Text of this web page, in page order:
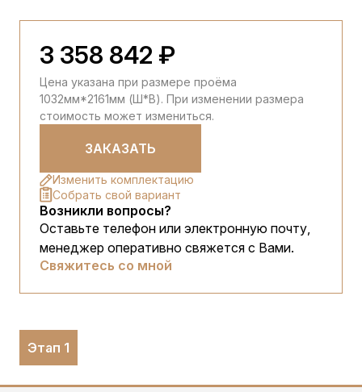
3 358 842 ₽
Цена указана при размере проёма
1032мм*2161мм (Ш*В). При изменении размера
стоимость может измениться.
ЗАКАЗАТЬ
Изменить комплектацию
Собрать свой вариант
Возникли вопросы?
Оставьте телефон или электронную почту,
менеджер оперативно свяжется с Вами.
Свяжитесь со мной
Этап 1